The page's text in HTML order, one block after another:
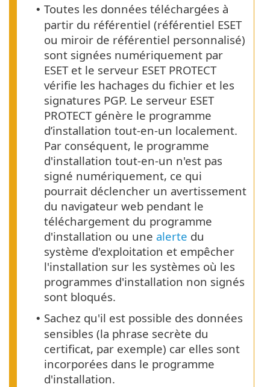
• Toutes les données téléchargées à
partir du référentiel (référentiel ESET
ou miroir de référentiel personnalisé)
sont signées numériquement par
ESET et le serveur ESET PROTECT
vérifie les hachages du fichier et les
signatures PGP. Le serveur ESET
PROTECT génère le programme
d’installation tout-en-un localement.
Par conséquent, le programme
d'installation tout-en-un n'est pas
signé numériquement, ce qui
pourrait déclencher un avertissement
du navigateur web pendant le
téléchargement du programme
d'installation ou une alerte du
système d'exploitation et empêcher
l'installation sur les systèmes où les
programmes d'installation non signés
sont bloqués.
• Sachez qu'il est possible des données
sensibles (la phrase secrète du
certificat, par exemple) car elles sont
incorporées dans le programme
d'installation.